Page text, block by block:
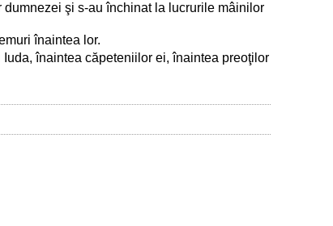
şi s-au închinat la lucrurile mâinilor
înaintea lor.
înaintea căpeteniilor ei, înaintea preoţilor